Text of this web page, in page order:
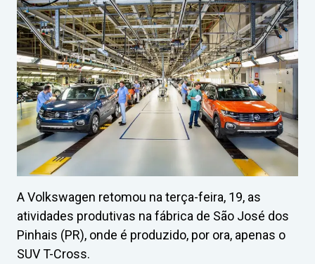
A Volkswagen retomou na terça-feira, 19, as
atividades produtivas na fábrica de São José dos
Pinhais (PR), onde é produzido, por ora, apenas o
SUV T-Cross.